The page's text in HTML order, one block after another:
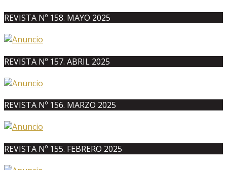
REVISTA Nº 158. MAYO 2025
REVISTA Nº 157. ABRIL 2025
REVISTA Nº 156. MARZO 2025
REVISTA Nº 155. FEBRERO 2025